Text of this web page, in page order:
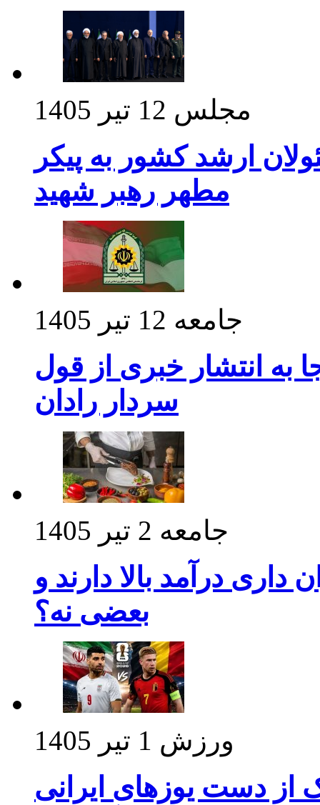
مجلس 12 تیر 1405
ارشد کشور به پیکر
مطهر رهبر شهید
جامعه 12 تیر 1405
به انتشار خبری از قول
سردار رادان
جامعه 2 تیر 1405
درآمد بالا دارند و
بعضی نه؟
ورزش 1 تیر 1405
از دست یوزهای ایرانی